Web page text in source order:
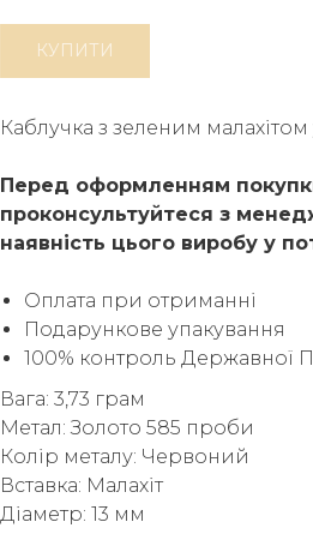
КУПИТИ
Каблучка з зеленим малахітом
Перед оформленням
проконсультуйтеся з
наявність цього виробу у
Оплата при отриманні
Подарункове упакування
100% контроль Державної
Вага: 3,73 грам
Метал: Золото 585 проби
Колір металу: Червоний
Вставка: Малахіт
Діаметр: 13 мм